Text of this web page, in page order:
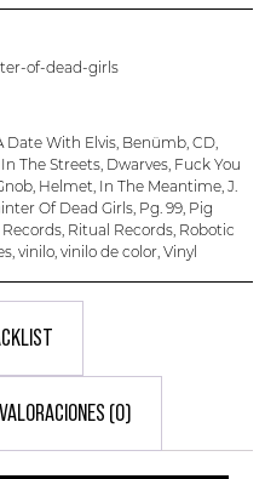
of-dead-girls
Date With Elvis, Benümb, CD,
The Streets, Dwarves, Fuck You
, Helmet, In The Meantime, J.
Of Dead Girls, Pg. 99, Pig
Records, Ritual Records, Robotic
, vinilo, vinilo de color, Vinyl
VALORACIONES (0)